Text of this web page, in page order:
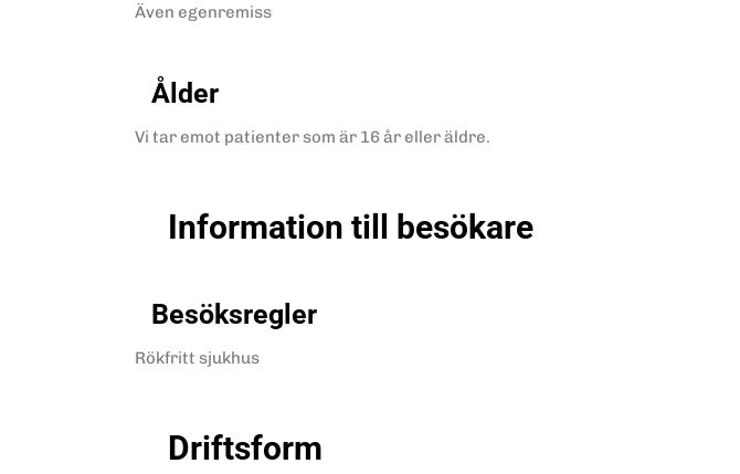
Även egenremiss
Ålder
Vi tar emot patienter som är 16 år eller äldre.
Information till besökare
Besöksregler
Rökfritt sjukhus
Driftsform